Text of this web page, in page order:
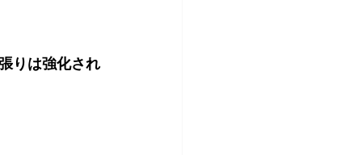
りは強化され